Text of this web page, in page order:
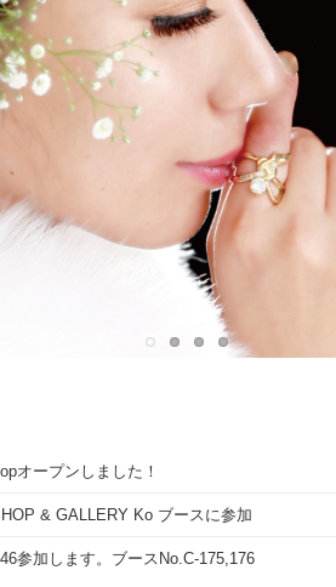
オープンしました！
& GALLERY Ko ブースに参加
参加します。ブースNo.C-175,176